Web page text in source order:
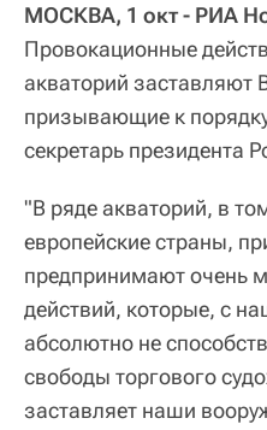
МОСКВА, 1 окт - РИА
Провокационные
акваторий
призывающие к
секретарь президента
"В ряде акваторий, в
европейские страны,
предпринимают очень
действий, которые, с
абсолютно не
свободы торгового
заставляет наши